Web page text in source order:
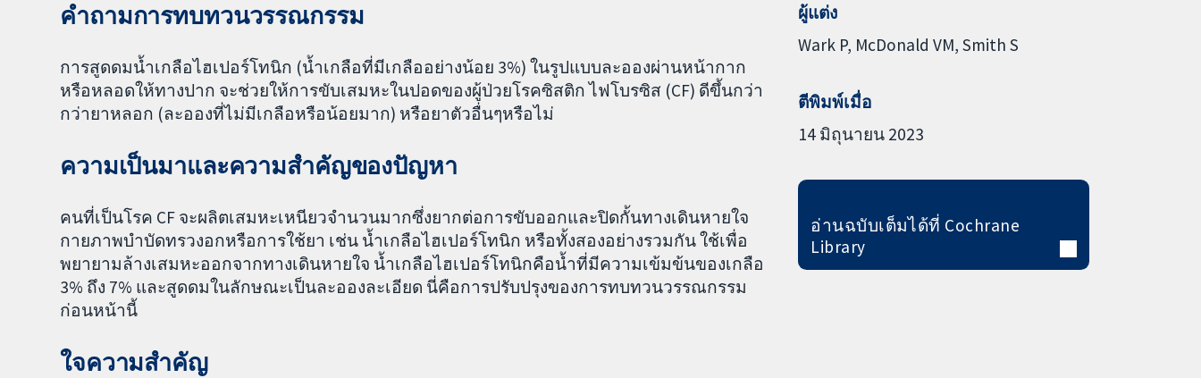
คำถามการทบทวนวรรณกรรม
การสูดดมน้ำเกลือไฮเปอร์โทนิก (น้ำเกลือที่มีเกลืออย่างน้อย 3%) ในรูปแบบละอองผ่านหน้ากาก
หรือหลอดให้ทางปาก จะช่วยให้การขับเสมหะในปอดของผู้ป่วยโรคซิสติก ไฟโบรซิส (CF) ดีขึ้นกว่า
กว่ายาหลอก (ละอองที่ไม่มีเกลือหรือน้อยมาก) หรือยาตัวอื่นๆหรือไม่
ความเป็นมาและความสำคัญของปัญหา
คนที่เป็นโรค CF จะผลิตเสมหะเหนียวจำนวนมากซึ่งยากต่อการขับออกและปิดกั้นทางเดินหายใจ
กายภาพบำบัดทรวงอกหรือการใช้ยา เช่น น้ำเกลือไฮเปอร์โทนิก หรือทั้งสองอย่างรวมกัน ใช้เพื่อ
พยายามล้างเสมหะออกจากทางเดินหายใจ น้ำเกลือไฮเปอร์โทนิกคือน้ำที่มีความเข้มข้นของเกลือ
3% ถึง 7% และสูดดมในลักษณะเป็นละอองละเอียด นี่คือการปรับปรุงของการทบทวนวรรณกรรม
ก่อนหน้านี้
ใจความสำคัญ
ผู้แต่ง
Wark P McDonald VM Smith S
ตีพิมพ์เมื่อ
14 มิถุนายน 2023
อ่านฉบับเต็มได้ที่ Cochrane
Library